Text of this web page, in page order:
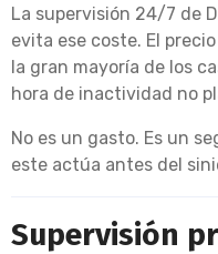
La supervisión 24/7 de
evita ese coste. El
la gran mayoría de los
hora de inactividad no
No es un gasto. Es un
este actúa antes del
Supervisión